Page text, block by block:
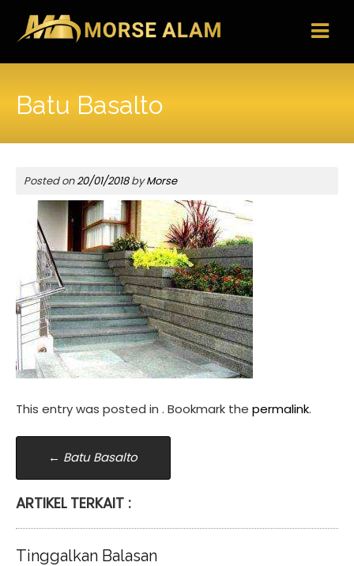
content
Batu Basalto
Posted on20/01/2018byMorse
This entry was posted in . Bookmark the permalink.
Post
navigation
← Batu Basalto
ARTIKEL TERKAIT :
Tinggalkan Balasan